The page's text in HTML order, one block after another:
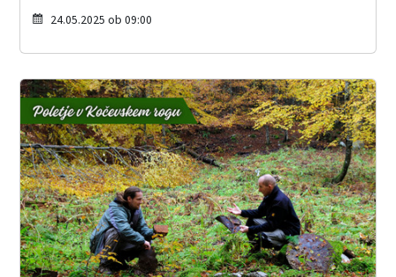
24.05.2025 ob 09:00